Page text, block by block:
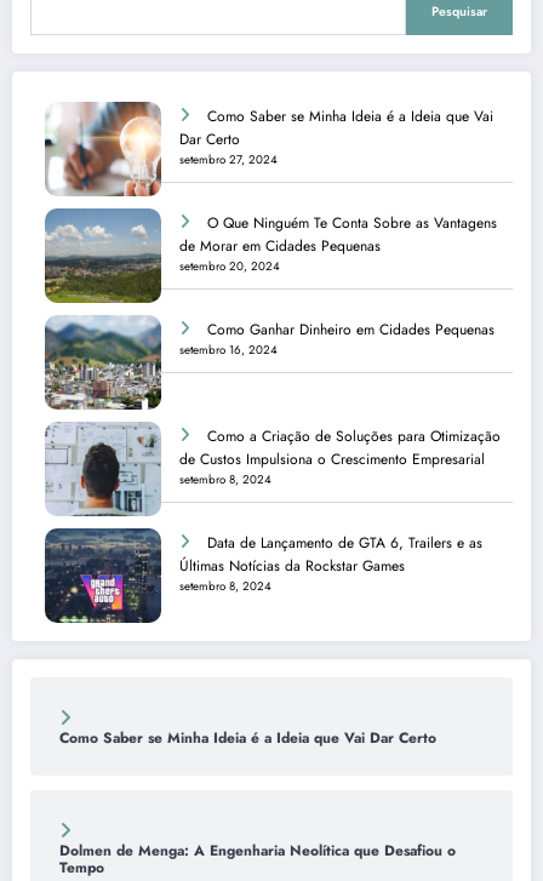
Pesquisar
Como Saber se Minha Ideia é a Ideia que Vai
Dar Certo
setembro 27, 2024
O Que Ninguém Te Conta Sobre as Vantagens
de Morar em Cidades Pequenas
setembro 20, 2024
Como Ganhar Dinheiro em Cidades Pequenas
setembro 16, 2024
Como a Criação de Soluções para Otimização
de Custos Impulsiona o Crescimento Empresarial
setembro 8, 2024
Data de Lançamento de GTA 6, Trailers e as
Últimas Notícias da Rockstar Games
setembro 8, 2024
Como Saber se Minha Ideia é a Ideia que Vai Dar Certo
Dolmen de Menga: A Engenharia Neolítica que Desafiou o
Tempo